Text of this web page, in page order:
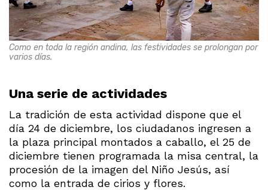
Como en toda la región andina, las festividades se prolongan por
varios días.
Una serie de actividades
La tradición de esta actividad dispone que el
día 24 de diciembre, los ciudadanos ingresen a
la plaza principal montados a caballo, el 25 de
diciembre tienen programada la misa central, la
procesión de la imagen del Niño Jesús, así
como la entrada de cirios y flores.